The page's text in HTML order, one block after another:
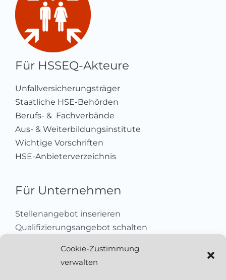
Cookie-Zustimmung
verwalten
Für HSSEQ-Akteure
Unfallversicherungsträger
Staatliche HSE-Behörden
Berufs- & Fachverbände
Aus- & Weiterbildungsinstitute
Wichtige Vorschriften
HSE-Anbieterverzeichnis
Für Unternehmen
Stellenangebot inserieren
Qualifizierungsangebot schalten